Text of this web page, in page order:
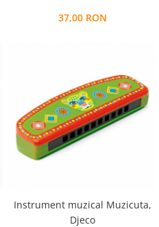
37,00 RON
Instrument muzical Muzicuta,
Djeco